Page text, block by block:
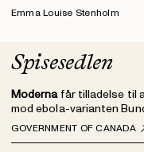
Emma Louise Stenholm
Spisesedlen
Modernafår tilladelse til
mod ebola-varianten
GOVERNMENT OF CANADA